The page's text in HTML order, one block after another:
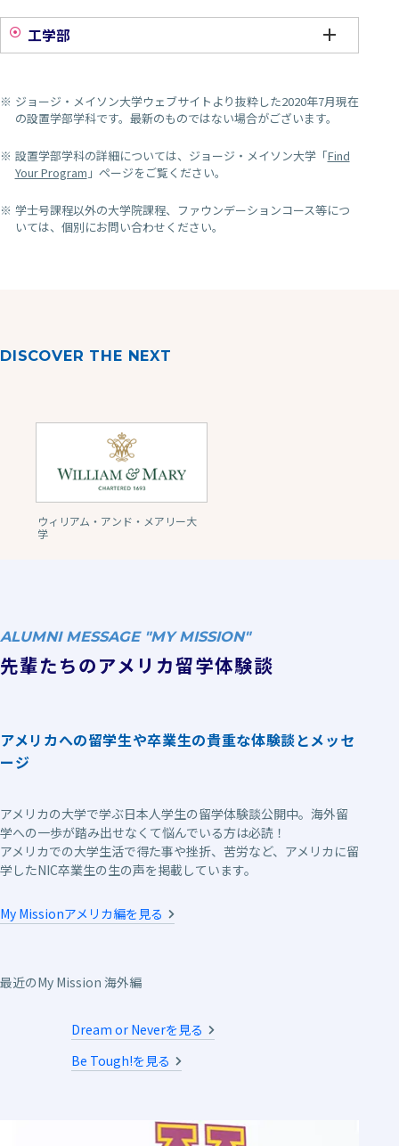
工学部
ジョージ・メイソン大学ウェブサイトより抜粋した2020年7月現在
の設置学部学科です。最新のものではない場合がございます。
設置学部学科の詳細については、ジョージ・メイソン大学「Find
Your Program 」ページをご覧ください。
学士号課程以外の大学院課程、ファウンデーションコース等につ
いては、個別にお問い合わせください。
DISCOVER THE NEXT
ウィリアム・アンド・メアリー大
学
ALUMNI MESSAGE "MY MISSION"
先輩たちのアメリカ留学体験談
アメリカへの留学生や卒業生の貴重な体験談とメッセ
ージ
アメリカの大学で学ぶ日本人学生の留学体験談公開中。海外留
学への一歩が踏み出せなくて悩んでいる方は必読！
アメリカでの大学生活で得た事や挫折、苦労など、アメリカに留
学したNIC卒業生の生の声を掲載しています。
My Missionアメリカ編を見る
最近のMy Mission 海外編
Dream or Neverを見る
Be Tough!を見る